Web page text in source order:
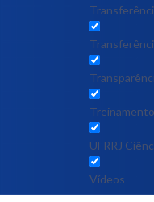
UFRRJ
Vídeos